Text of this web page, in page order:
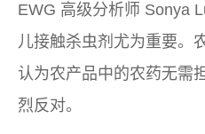
EWG 高级分析师 Sonya
儿接触杀虫剂尤为重要。
认为农产品中的农药无需
烈反对。